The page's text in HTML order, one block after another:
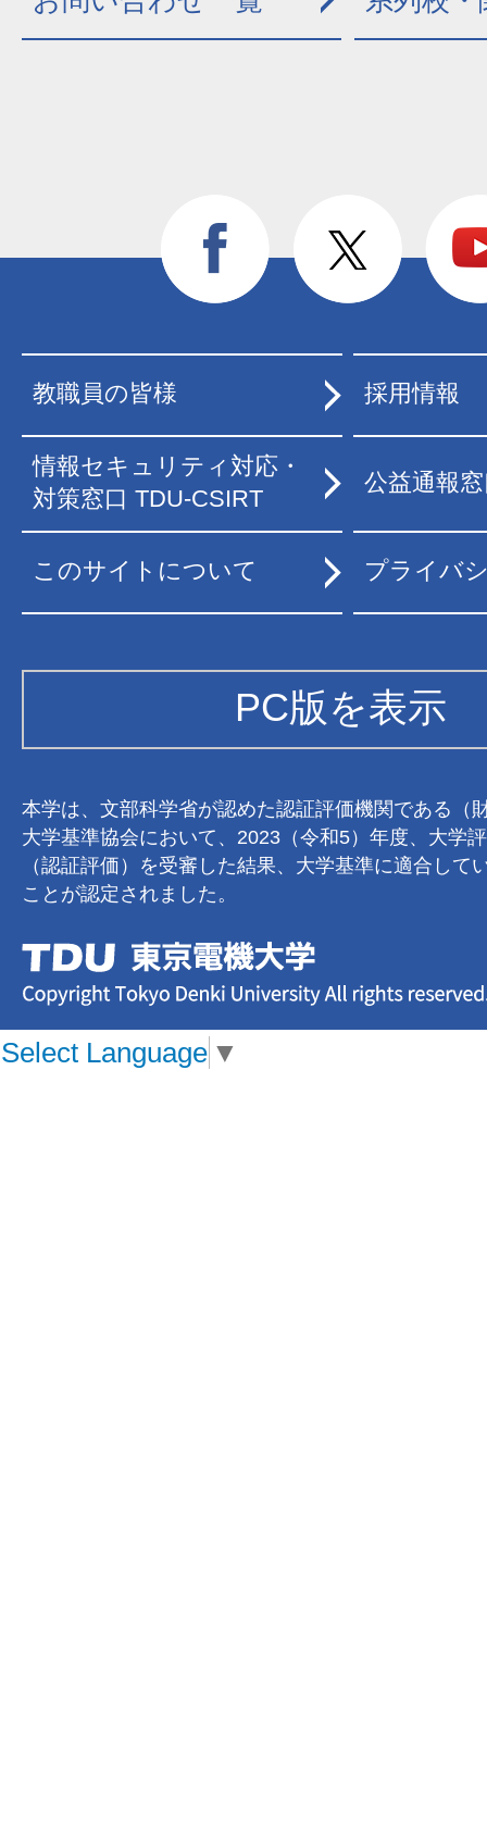
教職員の皆様 採用情報
情報セキュリティ対応・
対策窓口 TDU-CSIRT
公益通報
このサイトについて プライバ
PC版を表示
本学は、文部科学省が認めた認証評価機関である（
大学基準協会において、2023（令和5）年度、大学
（認証評価）を受審した結果、大学基準に適合して
ことが認定されました。
Select Language ▼